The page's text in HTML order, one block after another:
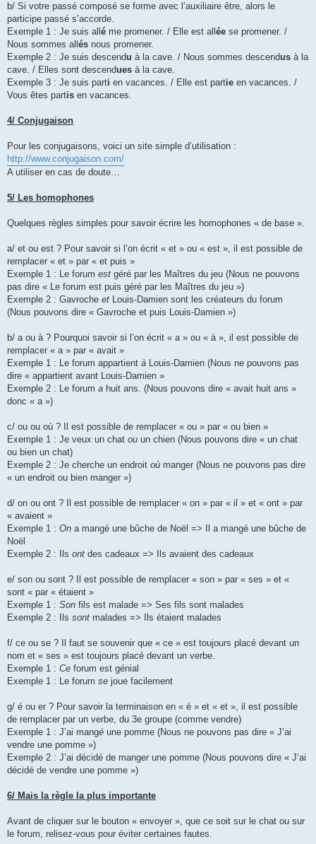
b/ Si votre passé composé se forme avec l’auxiliaire être, alors le
participe passé s’accorde.
Exemple 1 : Je suis all é me promener. / Elle est all ée se promener. /
Nous sommes all és nous promener.
Exemple 2 : Je suis descendu à la cave. / Nous sommes descendus à la
cave. / Elles sont descendues à la cave.
Exemple 3 : Je suis parti en vacances. / Elle est partie en vacances. /
Vous êtes partis en vacances.
4/ Conjugaison
Pour les conjugaisons, voici un site simple d’utilisation :
http://www.conjugaison.com/
A utiliser en cas de doute…
5/ Les homophones
Quelques règles simples pour savoir écrire les homophones « de base ».
a/ et ou est ? Pour savoir si l’on écrit « et » ou « est », il est possible de
remplacer « et » par « et puis »
Exemple 1 : Le forum est géré par les Maîtres du jeu (Nous ne pouvons
pas dire « Le forum est puis géré par les Maîtres du jeu »)
Exemple 2 : Gavroche et Louis-Damien sont les créateurs du forum
(Nous pouvons dire « Gavroche et puis Louis-Damien »)
b/ a ou à ? Pourquoi savoir si l’on écrit « a » ou « à », il est possible de
remplacer « a » par « avait »
Exemple 1 : Le forum appartient à Louis-Damien (Nous ne pouvons pas
dire « appartient avant Louis-Damien »
Exemple 2 : Le forum a huit ans. (Nous pouvons dire « avait huit ans »
donc « a »)
c/ ou ou où ? Il est possible de remplacer « ou » par « ou bien »
Exemple 1 : Je veux un chat ou un chien (Nous pouvons dire « un chat
ou bien un chat)
Exemple 2 : Je cherche un endroit où manger (Nous ne pouvons pas dire
« un endroit ou bien manger »)
d/ on ou ont ? Il est possible de remplacer « on » par « il » et « ont » par
« avaient »
Exemple 1 : On a mangé une bûche de Noël => Il a mangé une bûche de
Noël
Exemple 2 : Ils ont des cadeaux => Ils avaient des cadeaux
e/ son ou sont ? Il est possible de remplacer « son » par « ses » et «
sont « par « étaient »
Exemple 1 : Son fils est malade => Ses fils sont malades
Exemple 2 : Ils sont malades => Ils étaient malades
f/ ce ou se ? Il faut se souvenir que « ce » est toujours placé devant un
nom et « ses » est toujours placé devant un verbe.
Exemple 1 : Ce forum est génial
Exemple 1 : Le forum se joue facilement
g/ é ou er ? Pour savoir la terminaison en « é » et « et », il est possible
de remplacer par un verbe, du 3e groupe (comme vendre)
Exemple 1 : J’ai mangé une pomme (Nous ne pouvons pas dire « J’ai
vendre une pomme »)
Exemple 2 : J’ai décidé de mangerune pomme (Nous pouvons dire « J’ai
décidé de vendre une pomme »)
6/ Mais la règle la plus importante
Avant de cliquer sur le bouton « envoyer », que ce soit sur le chat ou sur
le forum, relisez-vous pour éviter certaines fautes.